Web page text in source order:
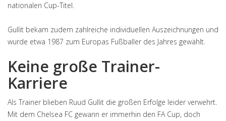
nationalen Cup-Titel.
Gullit bekam zudem zahlreiche individuellen Auszeichnungen und
wurde etwa 1987 zum Europas Fußballer des Jahres gewählt.
Keine große Trainer-
Karriere
Als Trainer blieben Ruud Gullit die großen Erfolge leider verwehrt.
Mit dem Chelsea FC gewann er immerhin den FA Cup, doch